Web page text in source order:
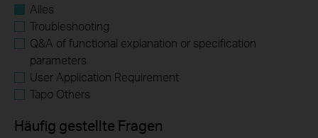
Alles
Troubleshooting
Q&A of functional explanation or specification
parameters
User Application Requirement
Tapo Others
Häufig gestellte Fragen